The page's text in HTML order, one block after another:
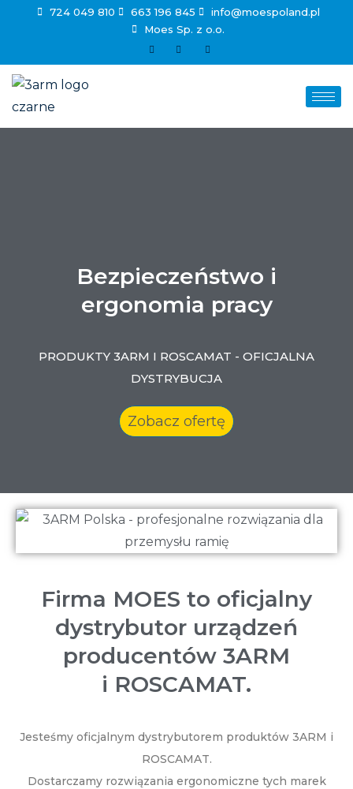
724 049 810 663 196 845
info@moespoland.pl
Moes Sp. z o.o.
Bezpieczeństwo i
ergonomia pracy
PRODUKTY 3ARM I ROSCAMAT - OFICJALNA
DYSTRYBUCJA
Zobacz ofertę
Firma MOES to oficjalny
dystrybutor urządzeń
producentów 3ARM
i ROSCAMAT.
Jesteśmy oficjalnym dystrybutorem produktów 3ARM i
ROSCAMAT.
Dostarczamy rozwiązania ergonomiczne tych marek